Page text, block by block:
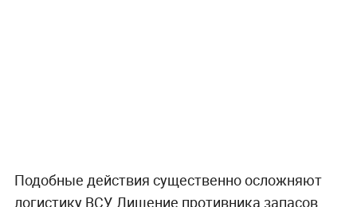
Подобные действия существенно осложняют
логистику ВСУ. Лишение противника запасов